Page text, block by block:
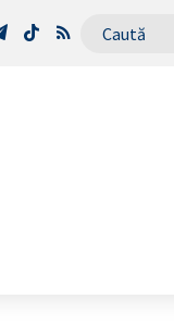
Telegram
TikTokRSS